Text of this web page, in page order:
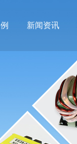
新闻资讯